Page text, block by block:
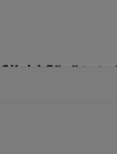
Click! Sănătate